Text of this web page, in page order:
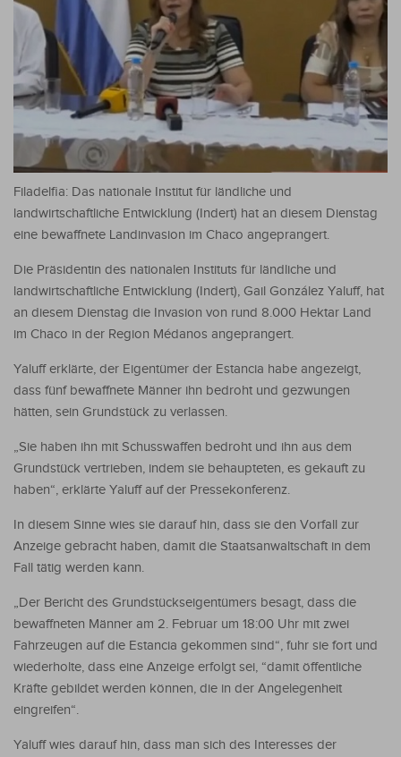
Filadelfia: Das nationale Institut für ländliche und
landwirtschaftliche Entwicklung (Indert) hat an diesem Dienstag
eine bewaffnete Landinvasion im Chaco angeprangert.
Die Präsidentin des nationalen Instituts für ländliche und
landwirtschaftliche Entwicklung (Indert), Gail González Yaluff, hat
an diesem Dienstag die Invasion von rund 8.000 Hektar Land
im Chaco in der Region Médanos angeprangert.
Yaluff erklärte, der Eigentümer der Estancia habe angezeigt,
dass fünf bewaffnete Männer ihn bedroht und gezwungen
hätten, sein Grundstück zu verlassen.
„Sie haben ihn mit Schusswaffen bedroht und ihn aus dem
Grundstück vertrieben, indem sie behaupteten, es gekauft zu
haben“, erklärte Yaluff auf der Pressekonferenz.
In diesem Sinne wies sie darauf hin, dass sie den Vorfall zur
Anzeige gebracht haben, damit die Staatsanwaltschaft in dem
Fall tätig werden kann.
„Der Bericht des Grundstückseigentümers besagt, dass die
bewaffneten Männer am 2. Februar um 18:00 Uhr mit zwei
Fahrzeugen auf die Estancia gekommen sind“, fuhr sie fort und
wiederholte, dass eine Anzeige erfolgt sei, “damit öffentliche
Kräfte gebildet werden können, die in der Angelegenheit
eingreifen“.
Yaluff wies darauf hin, dass man sich des Interesses der